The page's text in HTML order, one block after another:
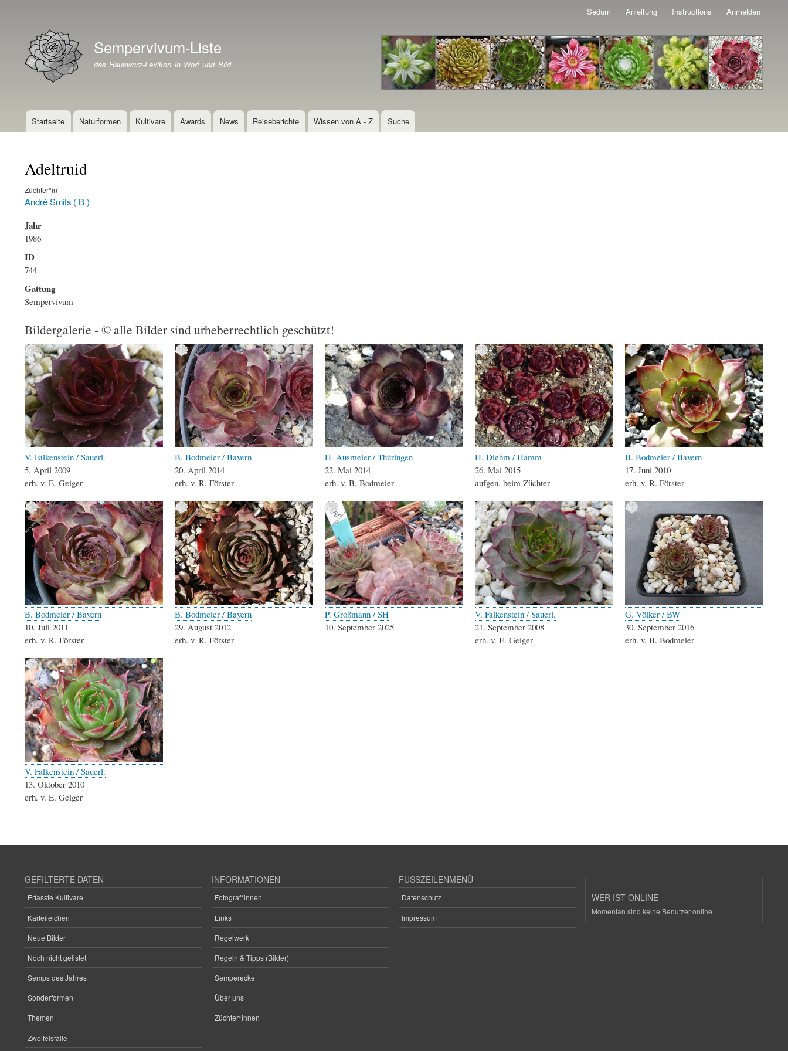
Inhalt
Sedum Anleitung Instructions Anmelden
Branding der WebsiteSempervivum-Liste
das Hauswurz-Lexikon in Wort und Bild
Hauptnavigation
Startseite Naturformen Kultivare Awards News Reiseberichte Wissen von A - Z Suche
Adeltruid
Züchter*in
André Smits ( B )
Jahr
1986
ID
744
Gattung
Sempervivum
Bildergalerie - © alle Bilder sind urheberrechtlich geschützt!
V. Falkenstein / Sauerl.
5. April 2009
erh. v. E. Geiger
B. Bodmeier / Bayern
20. April 2014
erh. v. R. Förster
H. Ausmeier / Thüringen
22. Mai 2014
erh. v. B. Bodmeier
H. Diehm / Hamm
26. Mai 2015
aufgen. beim Züchter
B. Bodmeier / Bayern
17. Juni 2010
erh. v. R. Förster
B. Bodmeier / Bayern
10. Juli 2011
erh. v. R. Förster
B. Bodmeier / Bayern
29. August 2012
erh. v. R. Förster
P. Großmann / SH
10. September 2025
V. Falkenstein / Sauerl.
21. September 2008
erh. v. E. Geiger
G. Völker / BW
30. September 2016
erh. v. B. Bodmeier
V. Falkenstein / Sauerl.
13. Oktober 2010
erh. v. E. Geiger
GEFILTERTE DATEN
Erfasste Kultivare
Karteileichen
Neue Bilder
Noch nicht gelistet
Semps des Jahres
Sonderformen
Themen
Zweifelsfälle
INFORMATIONEN
Fotograf*innen
Links
Regelwerk
Regeln & Tipps (Bilder)
Semperecke
Über uns
Züchter*innen
FUSSZEILENMENÜ
Datenschutz
Impressum
WER IST ONLINE
Momentan sind keine Benutzer online.